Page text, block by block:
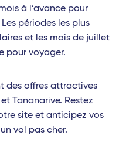
à l’avance pour
périodes les plus
et les mois de juillet
pour voyager.
des offres attractives
Tananarive. Restez
site et anticipez vos
vol pas cher.